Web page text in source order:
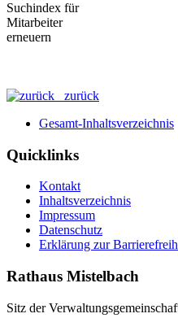
zurück
Gesamt-Inhaltsverzeichnis
Quicklinks
Kontakt
Inhaltsverzeichnis
Impressum
Datenschutz
Erklärung zur
Rathaus Mistelbach
Sitz der